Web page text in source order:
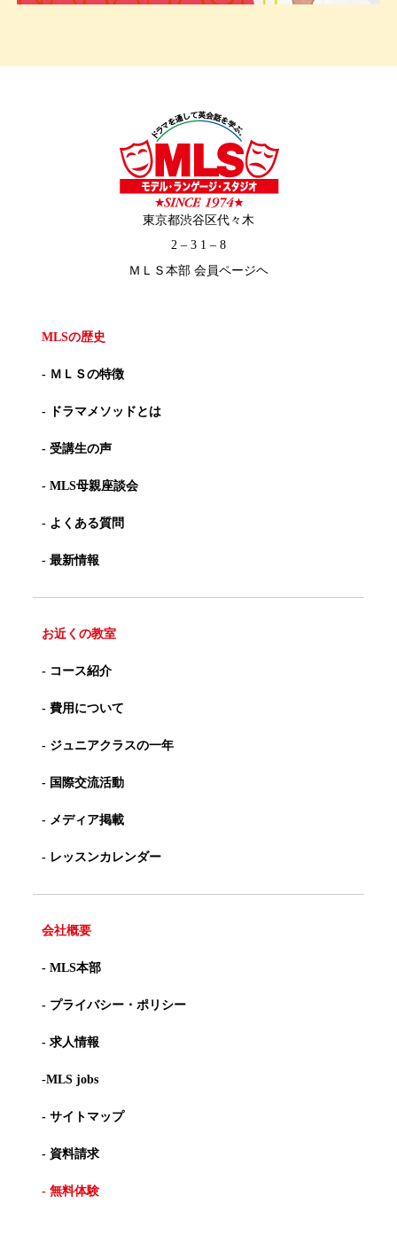
東京都渋谷区代々木
2 – 3 1 – 8
ＭＬＳ本部 会員ページヘ
MLSの歴史
- ＭＬＳの特徴
- ドラマメソッドとは
- 受講生の声
- MLS母親座談会
- よくある質問
- 最新情報
お近くの教室
- コース紹介
- 費用について
- ジュニアクラスの一年
- 国際交流活動
- メディア掲載
- レッスンカレンダー
会社概要
- MLS本部
- プライバシー・ポリシー
- 求人情報
-MLS jobs
- サイトマップ
- 資料請求
- 無料体験